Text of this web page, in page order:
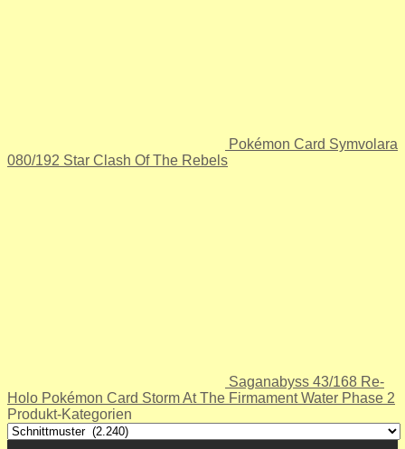
Pokémon Card Symvolara
080/192 Star Clash Of The Rebels
Saganabyss 43/168 Re-
Holo Pokémon Card Storm At The Firmament Water Phase 2
Produkt-Kategorien